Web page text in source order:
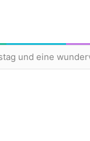
und eine